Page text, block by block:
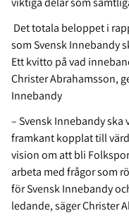
Det totala beloppet i
som Svensk Innebandy
Ett kvitto på vad
Christer Abrahamsson,
Innebandy
– Svensk Innebandy ska
framkant kopplat till
vision om att bli
arbeta med frågor som
för Svensk Innebandy
ledande, säger Christer